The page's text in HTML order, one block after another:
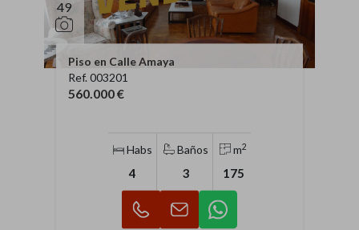
49
Piso en Calle Amaya
Ref. 003201
560.000 €
Habs
4
Baños
3
m2
175